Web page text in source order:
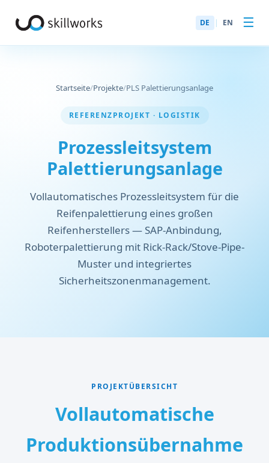
DE | EN ☰
Startseite/Projekte/PLS Palettierungsanlage
REFERENZPROJEKT · LOGISTIK
Prozessleitsystem
Palettierungsanlage
Vollautomatisches Prozessleitsystem für die
Reifenpalettierung eines großen
Reifenherstellers — SAP-Anbindung,
Roboterpalettierung mit Rick-Rack/Stove-Pipe-
Muster und integriertes
Sicherheitszonenmanagement.
PROJEKTÜBERSICHT
Vollautomatische
Produktionsübernahme